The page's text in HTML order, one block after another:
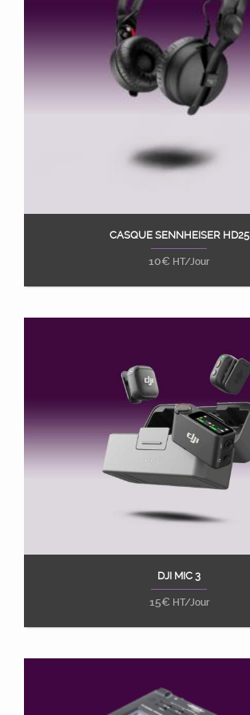
Ajouter au panier
CASQUE SENNHEISER HD25
10€ HT/Jour
Ajouter au panier
DJI MIC 3
15€ HT/Jour